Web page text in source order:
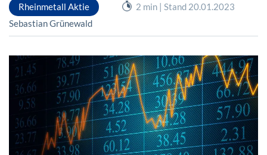
Rheinmetall Aktie
2 min | Stand 20.01.2023
Sebastian Grünewald